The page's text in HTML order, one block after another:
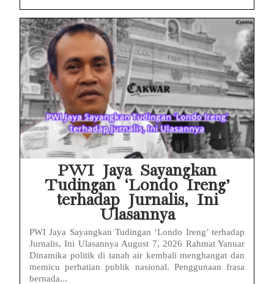
PWI Jaya Sayangkan
Tudingan ‘Londo Ireng’
terhadap Jurnalis, Ini
Ulasannya
PWI Jaya Sayangkan Tudingan ‘Londo Ireng’ terhadap
Jurnalis, Ini Ulasannya August 7, 2026 Rahmat Yanuar
Dinamika politik di tanah air kembali menghangat dan
memicu perhatian publik nasional. Penggunaan frasa
bernada...